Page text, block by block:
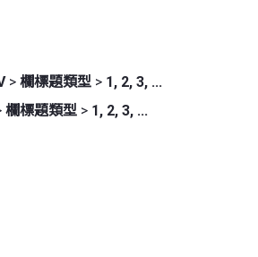
> 欄標題類型 > 1, 2, 3, ...
欄標題類型 > 1, 2, 3, ...